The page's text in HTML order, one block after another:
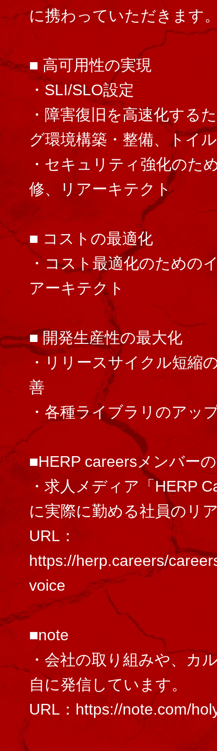
に携わっていただきます
■ 高可用性の実現
・SLI/SLO設定
・障害復旧を高速化する
グ環境構築・整備、トイ
・セキュリティ強化のた
修、リアーキテクト
■ コストの最適化
・コスト最適化のための
アーキテクト
■ 開発生産性の最大化
・リリースサイクル短縮
善
・各種ライブラリのアッ
■HERP careersメンバー
・求人メディア「HERP
に実際に勤める社員のリ
URL：
https://herp.careers/
voice
■note
・会社の取り組みや、カ
自に発信しています。
URL：https://note.com/